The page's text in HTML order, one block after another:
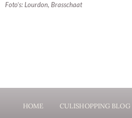
Foto’s: Lourdon, Brasschaat
HOME CULISHOPPING BLOG